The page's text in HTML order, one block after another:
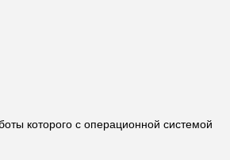
которого с операционной системой